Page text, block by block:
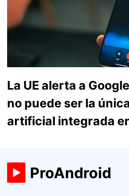
La UE alerta a
no puede ser la
artificial integrada
ProAndroid